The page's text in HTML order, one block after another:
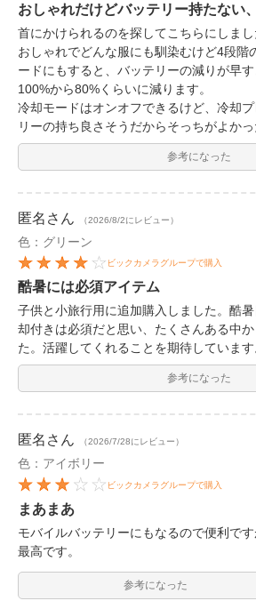
おしゃれだけどバッテリー持たない、
首にかけられるのを探してこちらにしまし
おしゃれでどんな服にも馴染むけど4段階
ードにもすると、バッテリーの減りが早
100%から80%くらいに減ります。
冷却モードはオンオフできるけど、冷却
リーの持ち良さそうだからそっちがよかっ
参考になった
匿名 さん （2026/8/2にレビュー）
色：グリーン
ビックカメラグループで購入
酷暑には必須アイテム
子供と小旅行用に追加購入しました。酷
却付きは必須だと思い、たくさんある中
た。活躍してくれることを期待しています
参考になった
匿名 さん （2026/7/28にレビュー）
色：アイボリー
ビックカメラグループで購入
まあまあ
モバイルバッテリーにもなるので便利で
最高です。
参考になった